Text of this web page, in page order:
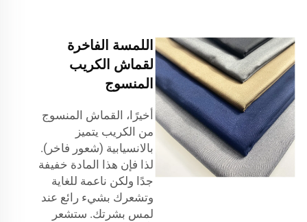
اللمسة الفاخرة
لقماش الكريب
المنسوج
أخيرًا، القماش المنسوج
من الكريب يتميز
بالانسيابية (شعور فاخر).
لذا فإن هذا المادة خفيفة
جدًا ولكن ناعمة للغاية
وتشعرك بشيء رائع عند
لمس بشرتك. ستشعر